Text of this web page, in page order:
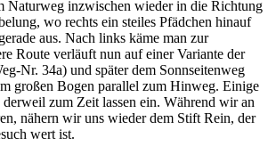
Naturweg inzwischen wieder in die Richtung
wo rechts ein steiles Pfädchen hinauf
aus. Nach links käme man zur
Route verläuft nun auf einer Variante der
Nr. 34a) und später dem Sonnseitenweg
großen Bogen parallel zum Hinweg. Einige
derweil zum Zeit lassen ein. Während wir an
nähern wir uns wieder dem Stift Rein, der
wert ist.